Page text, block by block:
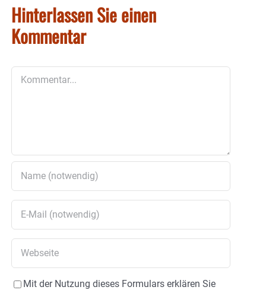
Hinterlassen Sie einen
Kommentar
Mit der Nutzung dieses Formulars erklären Sie